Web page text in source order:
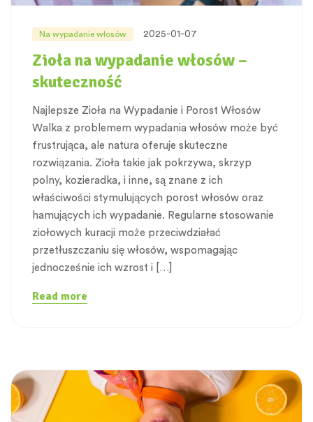
Na wypadanie włosów 2025-01-07
Zioła na wypadanie włosów –
skuteczność
Najlepsze Zioła na Wypadanie i Porost Włosów
Walka z problemem wypadania włosów może być
frustrująca, ale natura oferuje skuteczne
rozwiązania. Zioła takie jak pokrzywa, skrzyp
polny, kozieradka, i inne, są znane z ich
właściwości stymulujących porost włosów oraz
hamujących ich wypadanie. Regularne stosowanie
ziołowych kuracji może przeciwdziałać
przetłuszczaniu się włosów, wspomagając
jednocześnie ich wzrost i […]
Read more